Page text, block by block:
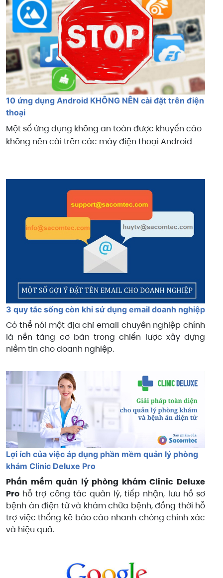
10 ứng dụng Android KHÔNG NÊN cài đặt trên điện
thoại
Một số ứng dụng không an toàn được khuyến cáo
không nên cài trên các máy điện thoại Android
3 quy tắc sống còn khi sử dụng email doanh nghiệp
Có thể nói một địa chỉ email chuyên nghiệp chính
là nền tảng cơ bản trong chiến lược xây dựng
niềm tin cho doanh nghiệp.
Lợi ích của việc áp dụng phần mềm quản lý phòng
khám Clinic Deluxe Pro
Phần mềm quản lý phòng khám Clinic Deluxe
Pro hỗ trợ công tác quản lý, tiếp nhận, lưu hồ sơ
bệnh án điện tử và khám chữa bệnh, đồng thời hỗ
trợ việc thống kê báo cáo nhanh chóng chính xác
và hiệu quả.